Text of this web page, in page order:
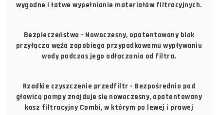
wygodne i łatwe wypełnianie materiałów filtracyjnych.
Bezpieczeństwo - Nowoczesny, opatentowany blok
przyłącza węża zapobiega przypadkowemu wypływaniu
wody podczas jego odłączania od filtra.
Rzadkie czyszczenie przedfiltr - Bezpośrednio pod
głowicą pompy znajduje się nowoczesny, opatentowany
kosz filtracyjny Combi, w którym po lewej i prawej